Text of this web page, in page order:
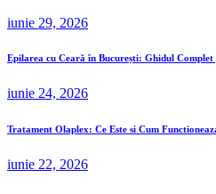
iunie 29, 2026
Epilarea cu Ceară în București: Ghidul
iunie 24, 2026
Tratament Olaplex: Ce Este si Cum
iunie 22, 2026